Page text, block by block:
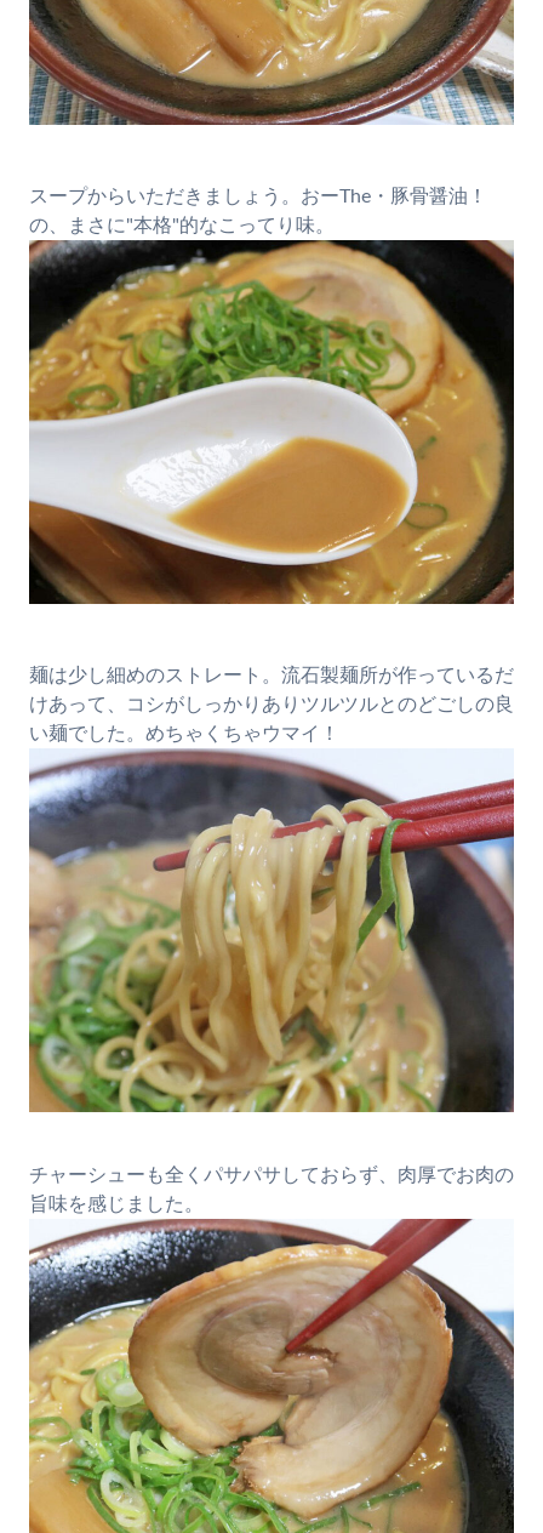
スープからいただきましょう。おーThe・豚骨醤油！
の、まさに"本格"的なこってり味。
麺は少し細めのストレート。流石製麺所が作っているだ
けあって、コシがしっかりありツルツルとのどごしの良
い麺でした。めちゃくちゃウマイ！
チャーシューも全くパサパサしておらず、肉厚でお肉の
旨味を感じました。